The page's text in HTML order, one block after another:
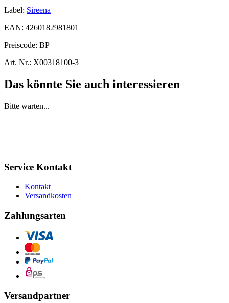
Label: Sireena
EAN: 4260182981801
Preiscode: BP
Art. Nr.: X00318100-3
Das könnte Sie auch interessieren
Bitte warten...
Service Kontakt
Kontakt
Versandkosten
Zahlungsarten
Versandpartner